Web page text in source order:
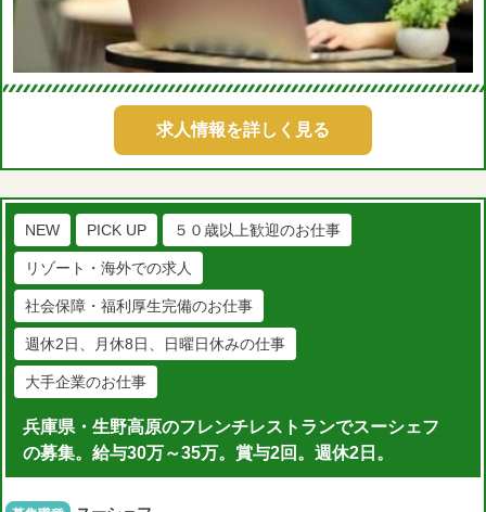
求人情報を詳しく見る
NEW PICK UP ５０歳以上歓迎のお仕事
リゾート・海外での求人
社会保障・福利厚生完備のお仕事
週休2日、月休8日、日曜日休みの仕事
大手企業のお仕事
兵庫県・生野高原のフレンチレストランでスーシェフ
の募集。給与30万～35万。賞与2回。週休2日。